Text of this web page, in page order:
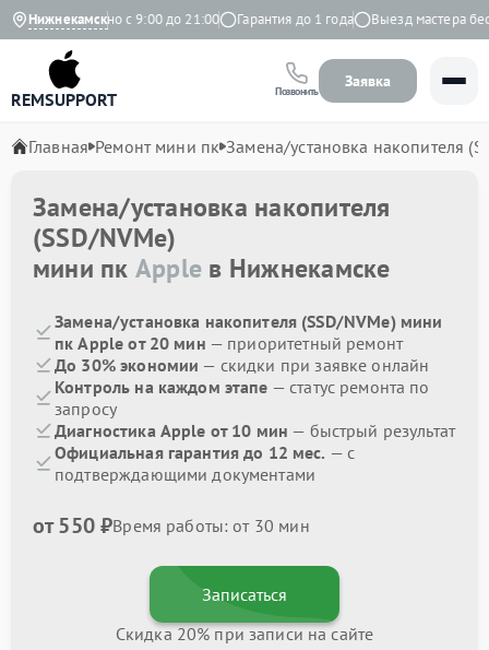
Нижнекамск
Ежедневно с 9:00 до 21:00 Гарантия до 1 года Выезд мастера
REMSUPPORT Позвонить
Заявка
Главная Ремонт мини пк Замена/установка накопителя
Замена/установка накопителя
(SSD/NVMe)
мини пк Apple в Нижнекамске
Замена/установка накопителя (SSD/NVMe) мини
пк Apple от 20 мин — приоритетный ремонт
До 30% экономии — скидки при заявке онлайн
Контроль на каждом этапе — статус ремонта по
запросу
Диагностика Apple от 10 мин — быстрый результат
Официальная гарантия до 12 мес. — с
подтверждающими документами
от 550 ₽Время работы: от 30 мин
Записаться
Скидка 20% при записи на сайте